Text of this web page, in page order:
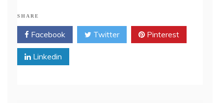
SHARE
Facebook Twitter Pinterest
Linkedin